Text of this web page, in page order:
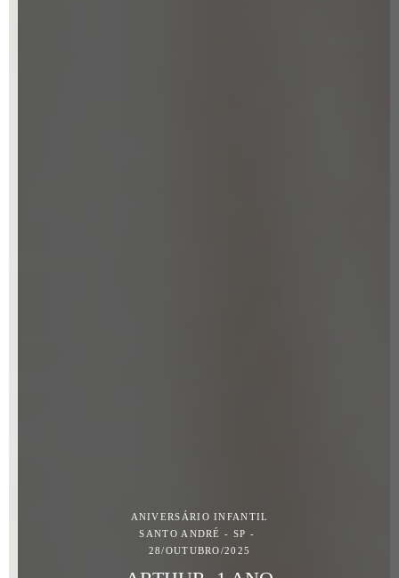
ANIVERSÁRIO INFANTIL
SANTO ANDRÉ - SP
28/OUTUBRO/2025